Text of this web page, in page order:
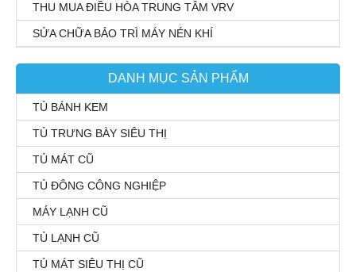
THU MUA ĐIỀU HÒA TRUNG TÂM VRV
SỬA CHỮA BẢO TRÌ MÁY NÉN KHÍ
DANH MỤC SẢN PHẨM
TỦ BÁNH KEM
TỦ TRƯNG BÀY SIÊU THỊ
TỦ MÁT CŨ
TỦ ĐÔNG CÔNG NGHIỆP
MÁY LẠNH CŨ
TỦ LẠNH CŨ
TỦ MÁT SIÊU THỊ CŨ